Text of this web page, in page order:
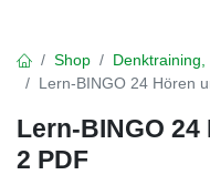
Shop
Lern-BINGO 24 Hören
Lern-BINGO
2 PDF